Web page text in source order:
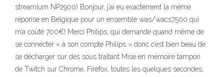
streamium NP2900) Bonjour, j’ai eu exactement la même
réponse en Belgique pour un ensemble was/wacs7500 qui
m’a coûté 700€! Merci Philips, qui demande quand même de
se connecter « à son compte Philips » donc c’est bien beau de
se décharger sur des sous traitant Mise en mémoire tampon
de Twitch sur Chrome, Firefox, toutes les quelques secondes,